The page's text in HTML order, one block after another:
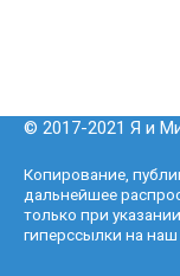
© 2017-2021 Я и
Копирование,
дальнейшее
только при
гиперссылки на наш